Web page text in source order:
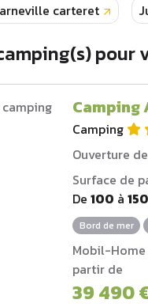
carteret
pour
Camping
Camping
Ouverture
Surface de
De100 à150
Bord de mer
Mobil-Home
partir de
39 490